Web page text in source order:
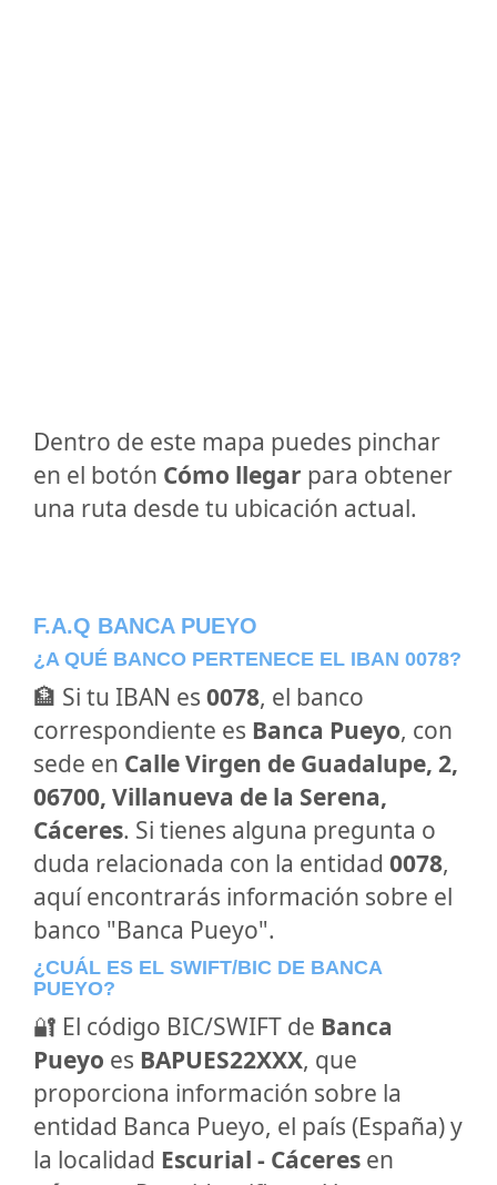
Dentro de este mapa puedes pinchar
en el botón Cómo llegar para obtener
una ruta desde tu ubicación actual.
F.A.Q BANCA PUEYO
¿A QUÉ BANCO PERTENECE EL IBAN 0078?
🏦 Si tu IBAN es 0078, el banco
correspondiente es Banca Pueyo, con
sede en Calle Virgen de Guadalupe, 2,
06700, Villanueva de la Serena,
Cáceres. Si tienes alguna pregunta o
duda relacionada con la entidad 0078,
aquí encontrarás información sobre el
banco "Banca Pueyo".
¿CUÁL ES EL SWIFT/BIC DE BANCA
PUEYO?
🔐 El código BIC/SWIFT de Banca
Pueyo es BAPUES22XXX, que
proporciona información sobre la
entidad Banca Pueyo, el país (España) y
la localidad Escurial - Cáceres en